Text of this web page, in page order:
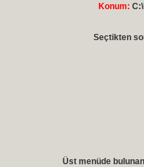
Konum:
Seçtikten
Üst menüde